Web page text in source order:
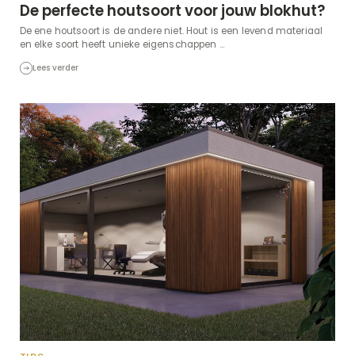
De perfecte houtsoort voor jouw blokhut?
De ene houtsoort is de andere niet. Hout is een levend materiaal
en elke soort heeft unieke eigenschappen ...
Lees verder